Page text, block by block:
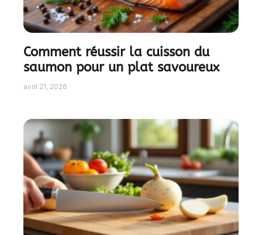
Comment réussir la cuisson du
saumon pour un plat savoureux
avril 21, 2026